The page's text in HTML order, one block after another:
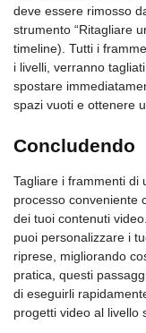
deve essere rimosso
strumento “Ritagliare
timeline). Tutti i
i livelli, verranno
spostare
spazi vuoti e ottenere
Concludendo
Tagliare i frammenti di
processo conveniente
dei tuoi contenuti
puoi personalizzare i
riprese, migliorando
pratica, questi
di eseguirli
progetti video al livello